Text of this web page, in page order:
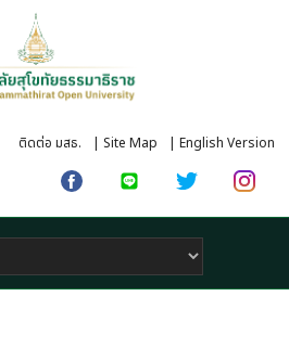
ติดต่อ มสธ. | Site Map |English Version